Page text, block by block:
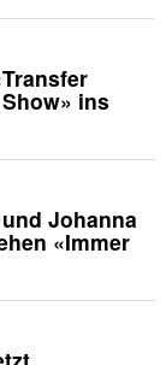
ins
Johanna
«Immer